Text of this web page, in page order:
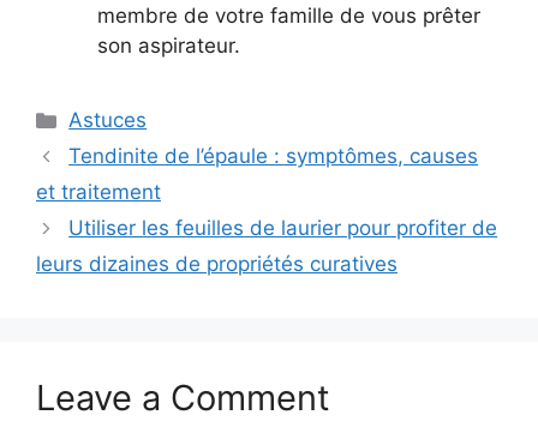
membre de votre famille de vous prêter
son aspirateur.
Categories
Astuces
Tendinite de l’épaule : symptômes, causes
et traitement
Utiliser les feuilles de laurier pour profiter de
leurs dizaines de propriétés curatives
Leave a Comment